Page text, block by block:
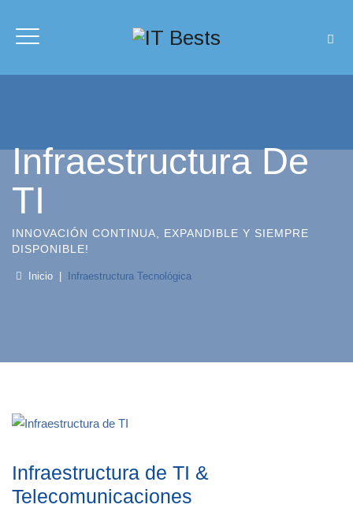
Infraestructura De
TI
INNOVACIÓN CONTINUA, EXPANDIBLE Y SIEMPRE
DISPONIBLE!
Inicio Infraestructura Tecnológica
Infraestructura de TI &
Telecomunicaciones